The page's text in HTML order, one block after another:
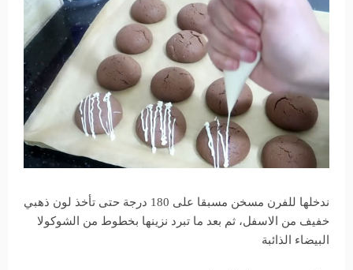
ندخلها للفرن مسخن مسبقا على 180 درجة حتى تأخذ لون ذهبي
خفيف من الاسفل، ثم بعد ما تبرد نزينها بخطوط من الشوكولا
البيضاء الذائبة